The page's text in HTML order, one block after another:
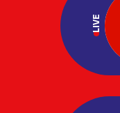
LIVE